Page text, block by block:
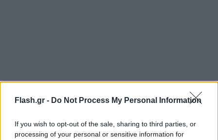
Flash.gr - Do Not Process My Personal Information
If you wish to opt-out of the sale, sharing to third parties, or
processing of your personal or sensitive information for